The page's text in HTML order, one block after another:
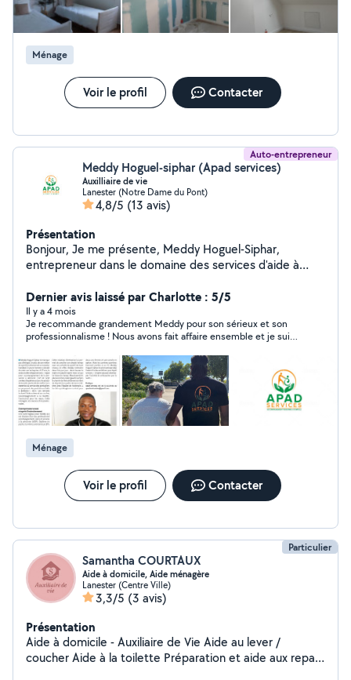
Ménage
Voir le profil Contacter
Auto-entrepreneur
Meddy Hoguel-siphar (Apad services)
Auxilliaire de vie
Lanester (Notre Dame du Pont)
4,8/5 (13 avis)
Présentation
Bonjour, Je me présente, Meddy Hoguel-Siphar,
entrepreneur dans le domaine des services d'aide à
secteur de la santé, j'ai décidé de mettre mon expertise
au service des particuliers en proposant des prestations
d'aide à domicile. Mes services incluent : L'aide au lever
et au coucher L'accompagnement à la toilette
L'assistance pour les repas L'aide ménagère Les courses
Les promenades Je suis basé à Lanester et intervient
dans ses alentours. Si vous avez un proche ou un parent
nécessitant un accompagnement personnalisé et
professionnel, je suis à votre disposition pour discuter
de vos besoins et mettre en place un accompagnement
sur mesure. N'hésitez pas à me contacter pour toute
information complémentaire. Cordialement, Meddy
Hoguel-Siphar
Dernier avis laissé par Charlotte : 5/5
Il y a 4 mois
Je recommande grandement Meddy pour son sérieux et son
professionnalisme ! Nous avons fait affaire ensemble et je suis
Ménage
Voir le profil Contacter
Particulier
Samantha COURTAUX
Aide à domicile, Aide ménagère
Lanester (Centre Ville)
3,3/5 (3 avis)
Présentation
Aide à domicile - Auxiliaire de Vie Aide au lever /
coucher Aide à la toilette Préparation et aide aux repas